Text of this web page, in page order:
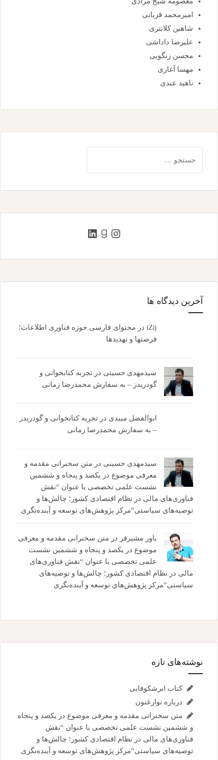
امیرمحمد قربانی
شاهین کلانتری
علیرضا داداشی
محسن زنگویی
مهسا آغازی
ناهید عبدی
برای:
اینستاگرم
گودریدز
لینکداین
آخرین دیدگاه ها
iZij در محتوای فارسی حوزه فناوری اطلاعات؛
فرصتها و تهدیدها
سیدمهدی حسینی در تجربه کتابخوانی و
گودریدز – به سفارش محمدرضا زمانی
ابوالفضل میبدی در تجربه کتابخوانی و گودریدز
– به سفارش محمدرضا زمانی
سیدمهدی حسینی در متن سخنرانی مقدمه و
معرفی موضوع در یکصد و پنجاه و ششمین
نشست علمی تخصصی با عنوان “نقش
فناوری‌های مالی در نظام اقتصادی کشور؛ چالش‌ها و
توصیه‌های سیاستی”مرکز پژوهش‌های توسعه و آینده‌نگری
یاور مشیرفر در متن سخنرانی مقدمه و معرفی
موضوع در یکصد و پنجاه و ششمین نشست
علمی تخصصی با عنوان “نقش فناوری‌های
مالی در نظام اقتصادی کشور؛ چالش‌ها و توصیه‌های
سیاستی”مرکز پژوهش‌های توسعه و آینده‌نگری
نوشته‌های تازه
کتاب ابرشکوفایی
درباره نوارغنون
متن سخنرانی مقدمه و معرفی موضوع در یکصد و پنجاه
و ششمین نشست علمی تخصصی با عنوان “نقش
فناوری‌های مالی در نظام اقتصادی کشور؛ چالش‌ها و
توصیه‌های سیاستی”مرکز پژوهش‌های توسعه و آینده‌نگری